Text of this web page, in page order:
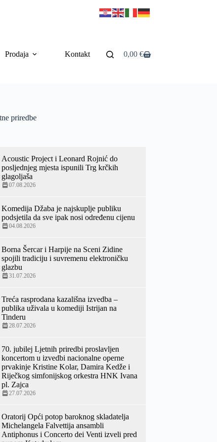
Prodaja Kontakt 0,00 €
priredbe
Acoustic Project i Leonard Rojnić do
posljednjeg mjesta ispunili Trg krčkih
glagoljaša
07.08.2026
Komedija Džaba je najskuplje publiku
podsjetila da sve ipak nosi određenu cijenu
04.08.2026
Borna Šercar i Harpije na Sceni Zidine
spojili tradiciju i suvremenu elektroničku
glazbu
31.07.2026
Treća rasprodana kazališna izvedba –
publika uživala u komediji Istrijan na
Tinderu
28.07.2026
70. jubilej Ljetnih priredbi proslavljen
koncertom u izvedbi nacionalne operne
prvakinje Kristine Kolar, Damira Kedže i
Riječkog simfonijskog orkestra HNK Ivana
pl. Zajca
27.07.2026
Oratorij Opći potop baroknog skladatelja
Michelangela Falvettija ansambli
Antiphonus i Concerto dei Venti izveli pred